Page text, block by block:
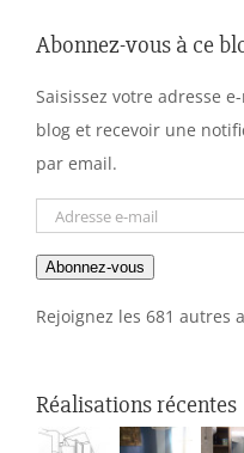
Abonnez-vous à ce
Saisissez votre adresse
blog et recevoir une
par email.
Adresse
mail
Abonnez-vous
Rejoignez les 681 autres
Réalisations récentes